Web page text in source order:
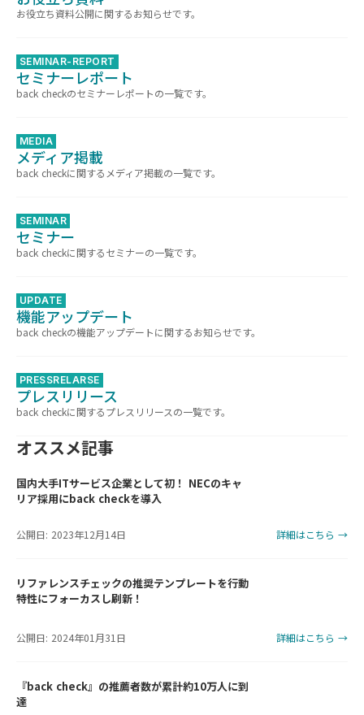
お役立ち資料公開に関するお知らせです。
SEMINAR-REPORT
セミナーレポート
back checkのセミナーレポートの一覧です。
MEDIA
メディア掲載
back checkに関するメディア掲載の一覧です。
SEMINAR
セミナー
back checkに関するセミナーの一覧です。
UPDATE
機能アップデート
back checkの機能アップデートに関するお知らせです。
PRESSRELARSE
プレスリリース
back checkに関するプレスリリースの一覧です。
オススメ記事
国内大手ITサービス企業として初！ NECのキャ
リア採用にback checkを導入
公開日: 2023年12月14日 詳細はこちら →
リファレンスチェックの推奨テンプレートを行動
特性にフォーカスし刷新！
公開日: 2024年01月31日 詳細はこちら →
『back check』の推薦者数が累計約10万人に到
達